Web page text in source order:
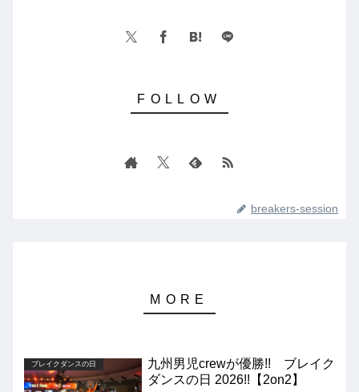
breakers-session
ブレイクダンスの日
九州男児crewが優勝!! ブレイク
ダンスの日 2026!!【2on2】